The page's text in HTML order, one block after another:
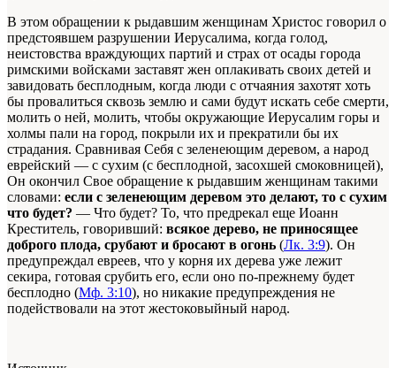
В этом обращении к рыдавшим женщинам Христос говорил о
предстоявшем разрушении Иерусалима, когда голод,
неистовства враждующих партий и страх от осады города
римскими войсками заставят жен оплакивать своих детей и
завидовать бесплодным, когда люди с отчаяния захотят хоть
бы провалиться сквозь землю и сами будут искать себе смерти,
молить о ней, молить, чтобы окружающие Иерусалим горы и
холмы пали на город, покрыли их и прекратили бы их
страдания. Сравнивая Себя с зеленеющим деревом, а народ
еврейский — с сухим (с бесплодной, засохшей смоковницей),
Он окончил Свое обращение к рыдавшим женщинам такими
словами: если с зеленеющим деревом это делают, то с сухим
что будет? — Что будет? То, что предрекал еще Иоанн
Креститель, говоривший: всякое дерево, не приносящее
доброго плода, срубают и бросают в огонь (Лк. 3:9). Он
предупреждал евреев, что у корня их дерева уже лежит
секира, готовая срубить его, если оно по-прежнему будет
бесплодно (Мф. 3:10), но никакие предупреждения не
подействовали на этот жестоковыйный народ.